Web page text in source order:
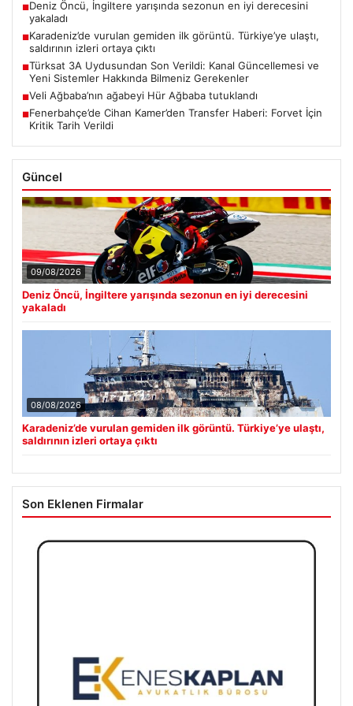
■Deniz Öncü, İngiltere yarışında sezonun en iyi derecesini
yakaladı
■Karadeniz’de vurulan gemiden ilk görüntü. Türkiye’ye ulaştı,
saldırının izleri ortaya çıktı
■Türksat 3A Uydusundan Son Verildi: Kanal Güncellemesi ve
Yeni Sistemler Hakkında Bilmeniz Gerekenler
■Veli Ağbaba’nın ağabeyi Hür Ağbaba tutuklandı
■Fenerbahçe’de Cihan Kamer’den Transfer Haberi: Forvet İçin
Kritik Tarih Verildi
Güncel
09/08/2026
Deniz Öncü, İngiltere yarışında sezonun en iyi derecesini
yakaladı
08/08/2026
Karadeniz’de vurulan gemiden ilk görüntü. Türkiye’ye ulaştı,
saldırının izleri ortaya çıktı
Son Eklenen Firmalar